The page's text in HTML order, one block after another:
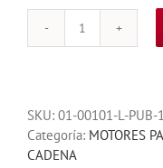
MOTOR
INDUSTRIAL
PARA
SKU: 01-00101-L-PUB-1
Categoría: MOTORES
CADENA